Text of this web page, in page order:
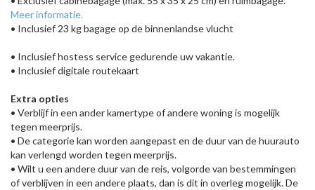
Meer informatie.
• Inclusief 23 kg bagage op de binnenlandse vlucht
• Inclusief hostess service gedurende uw vakantie.
• Inclusief digitale routekaart
Extra opties
• Verblijf in een ander kamertype of andere woning is mogelijk
tegen meerprijs.
• De categorie kan worden aangepast en de duur van de huurauto
kan verlengd worden tegen meerprijs.
• Wilt u een andere duur van de reis, volgorde van bestemmingen
of verblijven in een andere plaats, dan is dit in overleg mogelijk. De